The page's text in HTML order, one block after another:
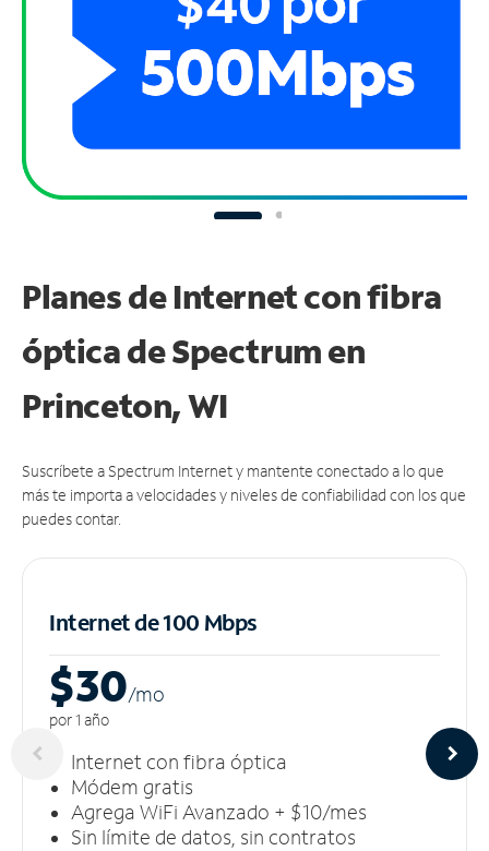
Planes de Internet con fibra
óptica de Spectrum en
Princeton, WI
Suscríbete a Spectrum Internet y mantente conectado a lo que
más te importa a velocidades y niveles de confiabilidad con los que
puedes contar.
Internet de 100 Mbps
$30/mo
por 1 año
Internet con fibra óptica
Módem gratis
Agrega WiFi Avanzado + $10/mes
Sin límite de datos, sin contratos